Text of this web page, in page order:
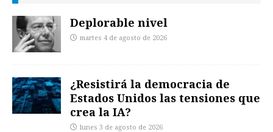
Deplorable nivel
martes 4 de agosto de 2026
¿Resistirá la democracia de
Estados Unidos las tensiones que
crea la IA?
lunes 3 de agosto de 2026